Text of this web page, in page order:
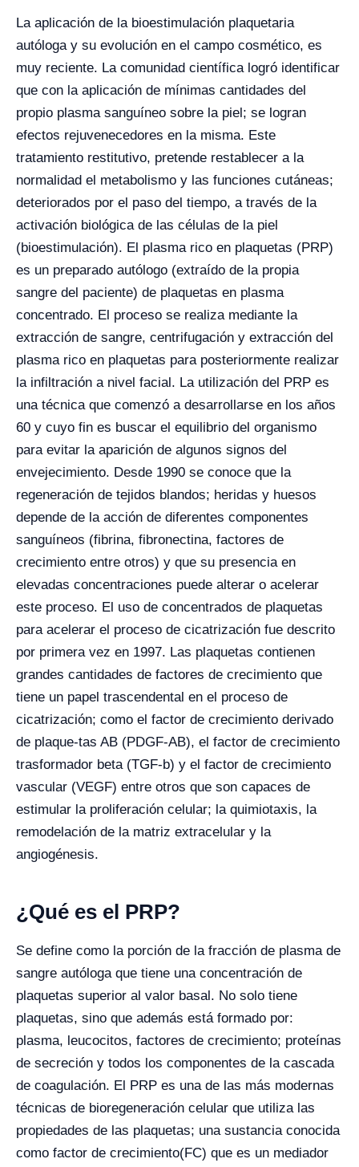
La aplicación de la bioestimulación plaquetaria
autóloga y su evolución en el campo cosmético, es
muy reciente. La comunidad científica logró identificar
que con la aplicación de mínimas cantidades del
propio plasma sanguíneo sobre la piel; se logran
efectos rejuvenecedores en la misma. Este
tratamiento restitutivo, pretende restablecer a la
normalidad el metabolismo y las funciones cutáneas;
deteriorados por el paso del tiempo, a través de la
activación biológica de las células de la piel
(bioestimulación). El plasma rico en plaquetas (PRP)
es un preparado autólogo (extraído de la propia
sangre del paciente) de plaquetas en plasma
concentrado. El proceso se realiza mediante la
extracción de sangre, centrifugación y extracción del
plasma rico en plaquetas para posteriormente realizar
la infiltración a nivel facial. La utilización del PRP es
una técnica que comenzó a desarrollarse en los años
60 y cuyo fin es buscar el equilibrio del organismo
para evitar la aparición de algunos signos del
envejecimiento. Desde 1990 se conoce que la
regeneración de tejidos blandos; heridas y huesos
depende de la acción de diferentes componentes
sanguíneos (fibrina, fibronectina, factores de
crecimiento entre otros) y que su presencia en
elevadas concentraciones puede alterar o acelerar
este proceso. El uso de concentrados de plaquetas
para acelerar el proceso de cicatrización fue descrito
por primera vez en 1997. Las plaquetas contienen
grandes cantidades de factores de crecimiento que
tiene un papel trascendental en el proceso de
cicatrización; como el factor de crecimiento derivado
de plaque-tas AB (PDGF-AB), el factor de crecimiento
trasformador beta (TGF-b) y el factor de crecimiento
vascular (VEGF) entre otros que son capaces de
estimular la proliferación celular; la quimiotaxis, la
remodelación de la matriz extracelular y la
angiogénesis.
¿Qué es el PRP?
Se define como la porción de la fracción de plasma de
sangre autóloga que tiene una concentración de
plaquetas superior al valor basal. No solo tiene
plaquetas, sino que además está formado por:
plasma, leucocitos, factores de crecimiento; proteínas
de secreción y todos los componentes de la cascada
de coagulación. El PRP es una de las más modernas
técnicas de bioregeneración celular que utiliza las
propiedades de las plaquetas; una sustancia conocida
como factor de crecimiento(FC) que es un mediador